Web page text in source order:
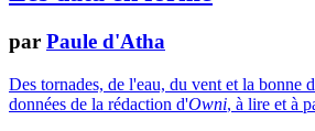
par Paule d'Atha
Des tornades, de l'eau, du vent et la bonne
données de la rédaction d'Owni, à lire et à